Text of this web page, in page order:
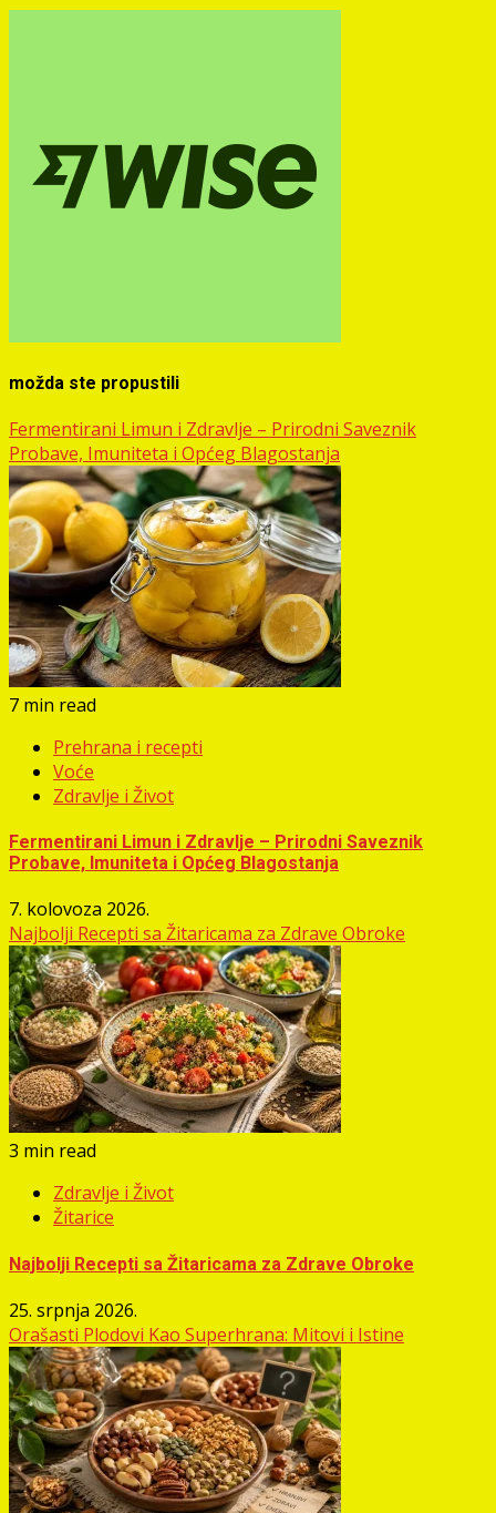
možda ste propustili
Fermentirani Limun i Zdravlje – Prirodni Saveznik
Probave, Imuniteta i Općeg Blagostanja
7 min read
Prehrana i recepti
Voće
Zdravlje i Život
Fermentirani Limun i Zdravlje – Prirodni Saveznik
Probave, Imuniteta i Općeg Blagostanja
7. kolovoza 2026.
Najbolji Recepti sa Žitaricama za Zdrave Obroke
3 min read
Zdravlje i Život
Žitarice
Najbolji Recepti sa Žitaricama za Zdrave Obroke
25. srpnja 2026.
Orašasti Plodovi Kao Superhrana: Mitovi i Istine